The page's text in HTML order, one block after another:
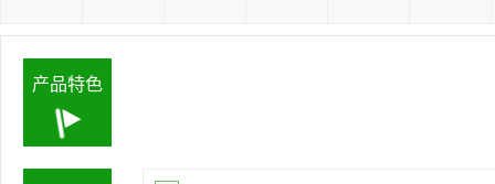
产品特色